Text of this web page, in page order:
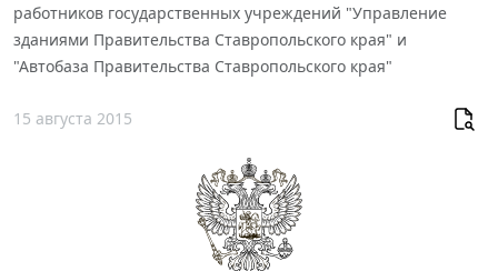
работников государственных учреждений "Управление
зданиями Правительства Ставропольского края" и
"Автобаза Правительства Ставропольского края"
15 августа 2015